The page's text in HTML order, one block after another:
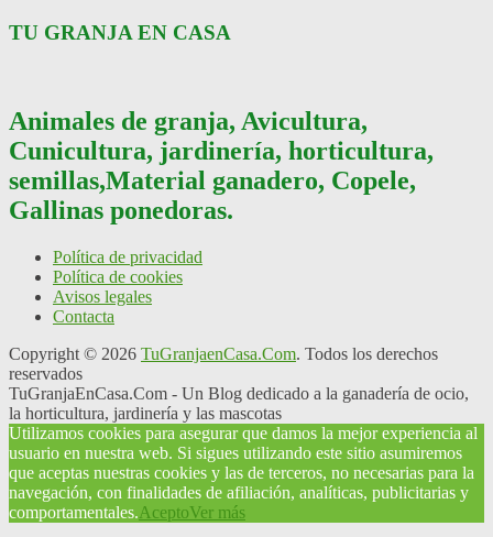
TU GRANJA EN CASA
Animales de granja, Avicultura,
Cunicultura, jardinería, horticultura,
semillas,Material ganadero, Copele,
Gallinas ponedoras.
Política de privacidad
Política de cookies
Avisos legales
Contacta
Copyright © 2026 TuGranjaenCasa.Com. Todos los derechos
reservados
TuGranjaEnCasa.Com - Un Blog dedicado a la ganadería de ocio,
la horticultura, jardinería y las mascotas
Utilizamos cookies para asegurar que damos la mejor experiencia al
usuario en nuestra web. Si sigues utilizando este sitio asumiremos
que aceptas nuestras cookies y las de terceros, no necesarias para la
navegación, con finalidades de afiliación, analíticas, publicitarias y
comportamentales.AceptoVer más